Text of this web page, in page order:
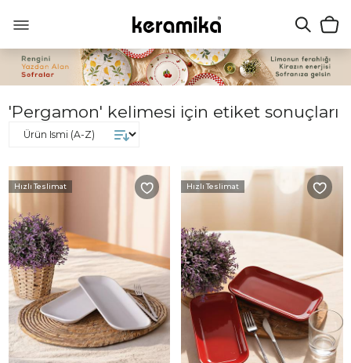
'Pergamon' kelimesi için etiket sonuçları
Hızlı Teslimat Hızlı Teslimat